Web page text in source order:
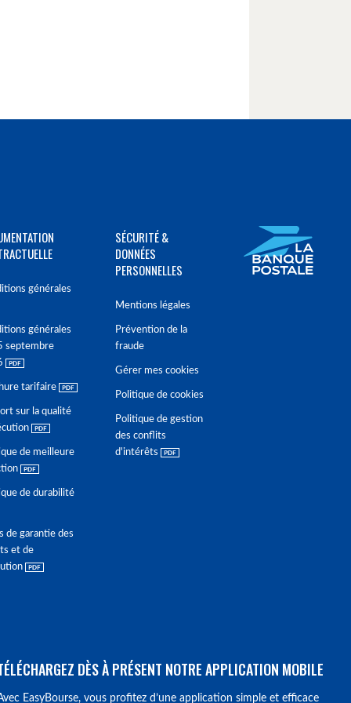
générales
générales
septembre
tarifaire
sur la qualité
de meilleure
de durabilité
de garantie des
et de
SÉCURITÉ &
DONNÉES
PERSONNELLES
Mentions légales
Prévention de la
fraude
Gérer mes cookies
Politique de cookies
Politique de gestion
des conflits
d'intérêts
DÈS À PRÉSENT NOTRE APPLICATION MOBILE
EasyBourse, vous profitez d’une application simple et efficace